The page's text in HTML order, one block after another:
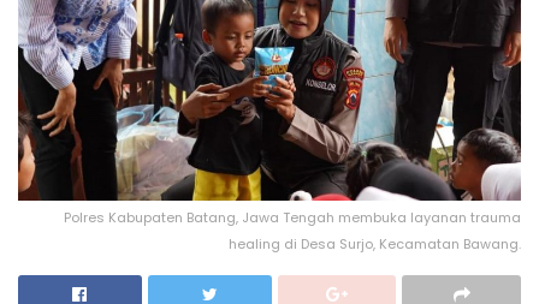
Polres Kabupaten Batang, Jawa Tengah membuka layanan trauma
healing di Desa Surjo, Kecamatan Bawang.